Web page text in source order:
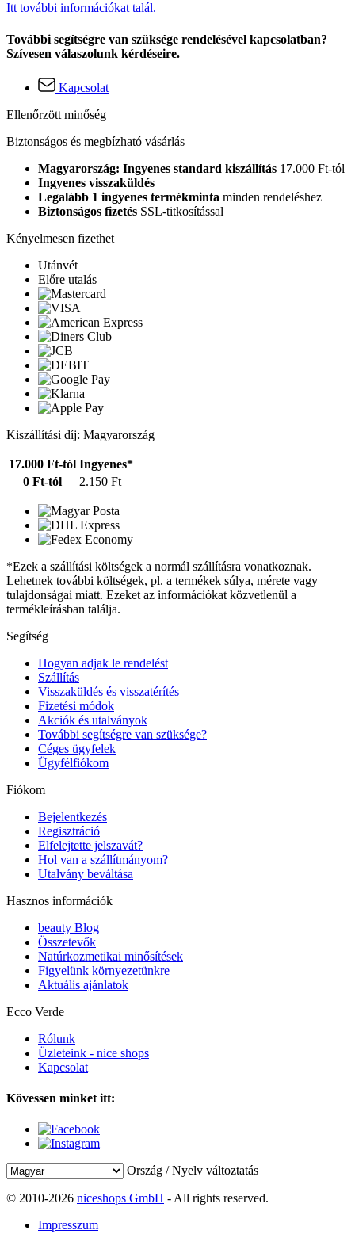
Itt további információkat talál.
További segítségre van szüksége rendelésével kapcsolatban?
Szívesen válaszolunk kérdéseire.
Kapcsolat
Ellenőrzött minőség
Biztonságos és megbízható vásárlás
Magyarország: Ingyenes standard kiszállítás 17.000 Ft-tól
Ingyenes visszaküldés
Legalább 1 ingyenes termékminta minden rendeléshez
Biztonságos fizetés SSL-titkosítással
Kényelmesen fizethet
Utánvét
Előre utalás
Kiszállítási díj: Magyarország
17.000 Ft-tól Ingyenes*
0 Ft-tól
2.150 Ft
*Ezek a szállítási költségek a normál szállításra vonatkoznak.
Lehetnek további költségek, pl. a termékek súlya, mérete vagy
tulajdonságai miatt. Ezeket az információkat közvetlenül a
termékleírásban találja.
Segítség
Hogyan adjak le rendelést
Szállítás
Visszaküldés és visszatérítés
Fizetési módok
Akciók és utalványok
További segítségre van szüksége?
Céges ügyfelek
Ügyfélfiókom
Fiókom
Bejelentkezés
Regisztráció
Elfelejtette jelszavát?
Hol van a szállítmányom?
Utalvány beváltása
Hasznos információk
beauty Blog
Összetevők
Natúrkozmetikai minősítések
Figyelünk környezetünkre
Aktuális ajánlatok
Ecco Verde
Rólunk
Üzleteink - nice shops
Kapcsolat
Kövessen minket itt:
Ország / Nyelv változtatás
© 2010-2026 niceshops GmbH - All rights reserved.
Impresszum